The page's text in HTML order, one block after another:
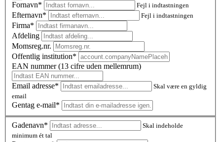
Fornavn* Fejl i indtastningen
Efternavn* Fejl i indtastningen
Firma*
Afdeling
Momsreg.nr.
Offentlig institution*
EAN nummer (13 cifre uden mellemrum)
Email adresse*
Skal være en gyldig
email
Gentag e-mail*
Gadenavn*
Skal indeholde
minimum ét tal